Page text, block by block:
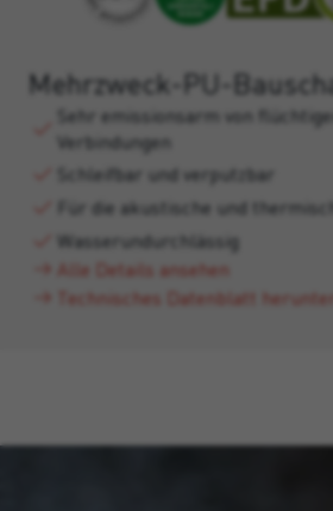
Mehrzweck-PU-
Sehr emissionsarm von
Verbindungen
Schleifbar und verputzbar
Für die akustische und
Wasserundurchlässig
Alle Details ansehen
Technisches Datenblatt